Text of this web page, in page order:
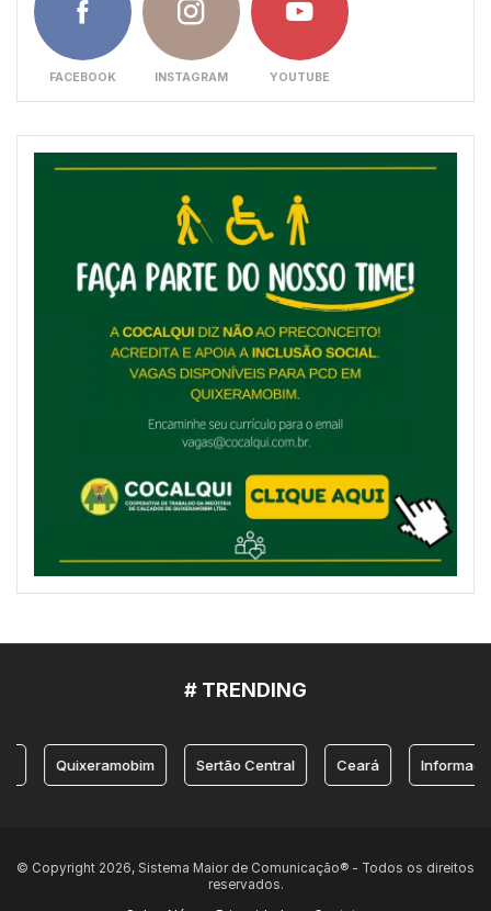
FACEBOOK INSTAGRAM YOUTUBE
# TRENDING
Quixeramobim Sertão Central Ceará Informação
© Copyright 2026, Sistema Maior de Comunicação® - Todos os direitos
reservados.